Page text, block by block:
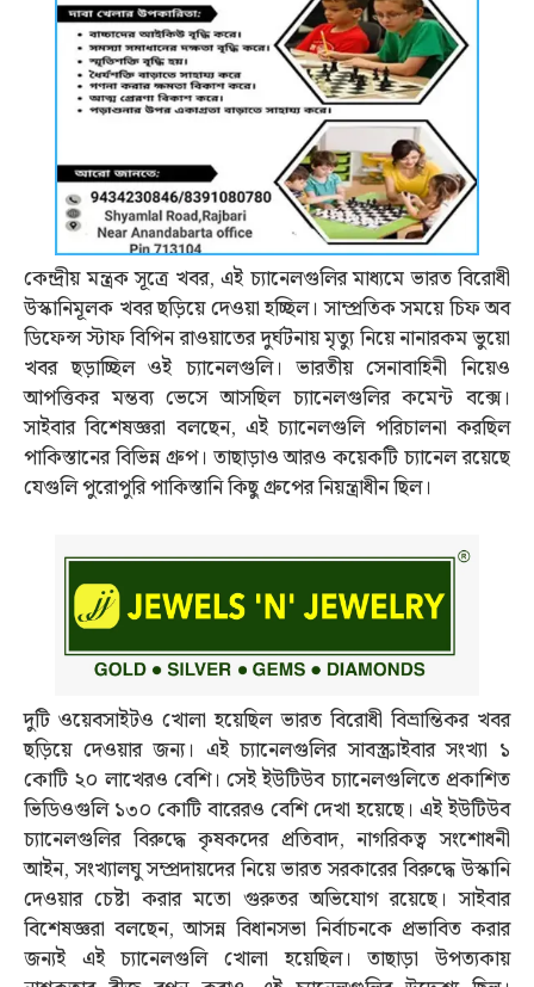
কেন্দ্রীয় মন্ত্রক সূত্রে খবর, এই চ্যানেলগুলির মাধ্যমে ভারত বিরোধী
উস্কানিমূলক খবর ছড়িয়ে দেওয়া হচ্ছিল। সাম্প্রতিক সময়ে চিফ অব
ডিফেন্স স্টাফ বিপিন রাওয়াতের দুর্ঘটনায় মৃত্যু নিয়ে নানারকম ভুয়ো
খবর ছড়াচ্ছিল ওই চ্যানেলগুলি। ভারতীয় সেনাবাহিনী নিয়েও
আপত্তিকর মন্তব্য ভেসে আসছিল চ্যানেলগুলির কমেন্ট বক্সে।
সাইবার বিশেষজ্ঞরা বলছেন, এই চ্যানেলগুলি পরিচালনা করছিল
পাকিস্তানের বিভিন্ন গ্রুপ। তাছাড়াও আরও কয়েকটি চ্যানেল রয়েছে
যেগুলি পুরোপুরি পাকিস্তানি কিছু গ্রুপের নিয়ন্ত্রাধীন ছিল।
দুটি ওয়েবসাইটও খোলা হয়েছিল ভারত বিরোধী বিভ্রান্তিকর খবর
ছড়িয়ে দেওয়ার জন্য। এই চ্যানেলগুলির সাবস্ক্রাইবার সংখ্যা ১
কোটি ২০ লাখেরও বেশি। সেই ইউটিউব চ্যানেলগুলিতে প্রকাশিত
ভিডিওগুলি ১৩০ কোটি বারেরও বেশি দেখা হয়েছে। এই ইউটিউব
চ্যানেলগুলির বিরুদ্ধে কৃষকদের প্রতিবাদ, নাগরিকত্ব সংশোধনী
আইন, সংখ্যালঘু সম্প্রদায়দের নিয়ে ভারত সরকারের বিরুদ্ধে উস্কানি
দেওয়ার চেষ্টা করার মতো গুরুতর অভিযোগ রয়েছে। সাইবার
বিশেষজ্ঞরা বলছেন, আসন্ন বিধানসভা নির্বাচনকে প্রভাবিত করার
জন্যই এই চ্যানেলগুলি খোলা হয়েছিল। তাছাড়া উপত্যকায়